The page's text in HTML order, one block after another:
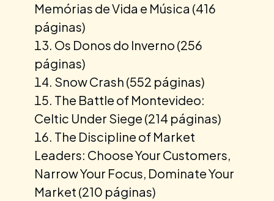
Memórias de Vida e Música (416
páginas)
Os Donos do Inverno (256
páginas)
Snow Crash (552 páginas)
The Battle of Montevideo:
Celtic Under Siege (214 páginas)
The Discipline of Market
Leaders: Choose Your Customers,
Narrow Your Focus, Dominate Your
Market (210 páginas)